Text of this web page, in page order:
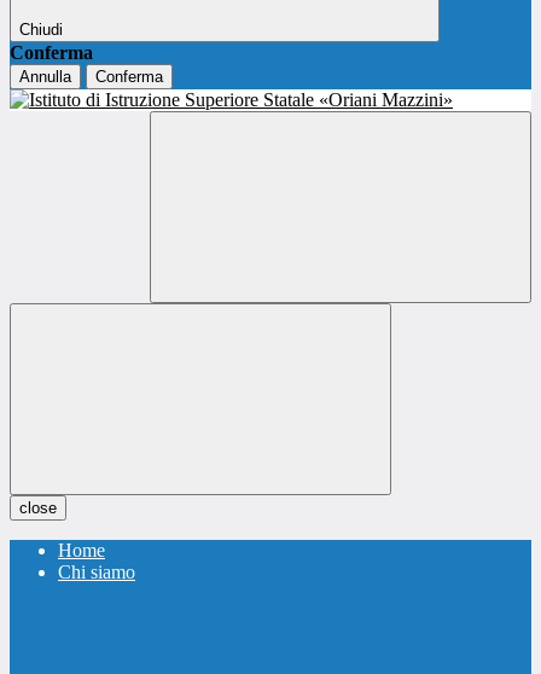
Chiudi
Conferma
Annulla Conferma
close
Home
Chi siamo